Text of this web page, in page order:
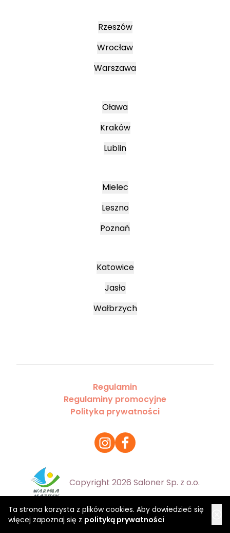
Ta strona korzysta z plików cookies. Aby dowiedzieć się
więcej zapoznaj się z polityką prywatności
Rzeszów
Wrocław
Warszawa
Oława
Kraków
Lublin
Mielec
Leszno
Poznań
Katowice
Jasło
Wałbrzych
Regulamin
Regulaminy promocyjne
Polityka prywatności
Copyright 2026 Saloner Sp. z o.o.